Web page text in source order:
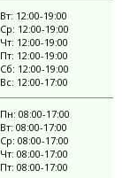
Вт: 12:00-19:00
Ср: 12:00-19:00
Чт: 12:00-19:00
Пт: 12:00-19:00
Сб: 12:00-19:00
Вс: 12:00-17:00
Пн: 08:00-17:00
Вт: 08:00-17:00
Ср: 08:00-17:00
Чт: 08:00-17:00
Пт: 08:00-17:00